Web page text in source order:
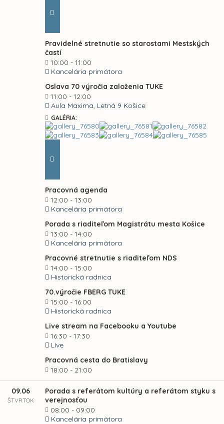
Pravidelné stretnutie so starostami Mestských
častí
10:00 - 11:00
Kancelária primátora
Oslava 70 výročia založenia TUKE
11:00 - 12:00
Aula Maxima, Letná 9 Košice
GALÉRIA:
Pracovná agenda
12:00 - 13:00
Kancelária primátora
Porada s riaditeľom Magistrátu mesta Košice
13:00 - 14:00
Kancelária primátora
Pracovné stretnutie s riaditeľom NDS
14:00 - 15:00
Historická radnica
70.výročie FBERG TUKE
15:00 - 16:00
Historická radnica
Live stream na Facebooku a Youtube
16:30 - 17:30
LIve
Pracovná cesta do Bratislavy
18:00 - 21:00
09.06
ŠTVRTOK
Porada s referátom kultúry a referátom styku s
verejnosťou
08:00 - 09:00
Kancelária primátora